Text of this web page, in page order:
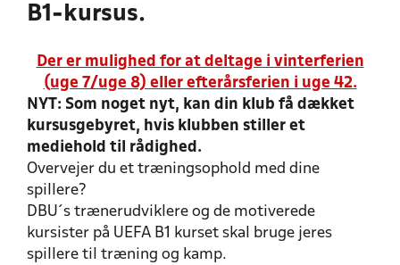
B1-kursus.
Der er mulighed for at deltage i vinterferien
(uge 7/uge 8) eller efterårsferien i uge 42.
NYT: Som noget nyt, kan din klub få dækket
kursusgebyret, hvis klubben stiller et
mediehold til rådighed.
Overvejer du et træningsophold med dine
spillere?
DBU´s trænerudviklere og de motiverede
kursister på UEFA B1 kurset skal bruge jeres
spillere til træning og kamp.